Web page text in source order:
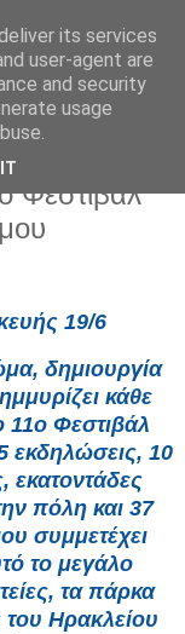
Φεστιβάλ
19/6
δημιουργία
κάθε
11ο Φεστιβάλ
εκδηλώσεις, 10
εκατοντάδες
πόλη και 37
συμμετέχει
το μεγάλο
τα πάρκα
του Ηρακλείου
its services
user-agent are
and security
usage